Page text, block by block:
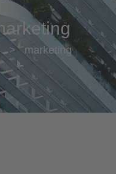
> marketing